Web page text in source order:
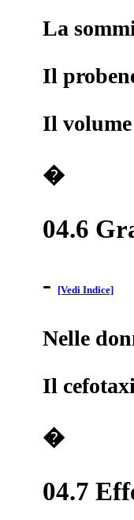
La
Il
Il
�
04.6
-
[Vedi Indice]
Nelle
Il
�
04.7